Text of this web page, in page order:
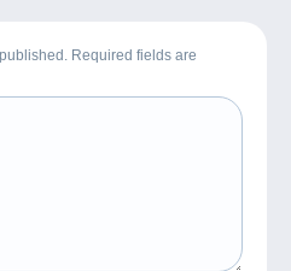
Required fields are